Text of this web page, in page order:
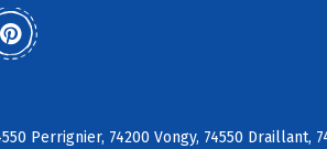
Perrignier, 74200 Vongy, 74550 Draillant,